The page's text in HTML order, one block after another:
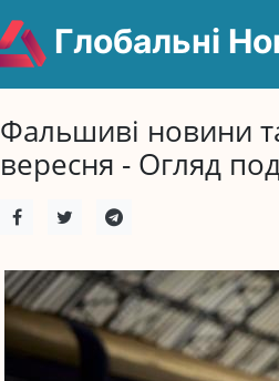
Глобальні
Фальшиві новини
вересня - Огляд